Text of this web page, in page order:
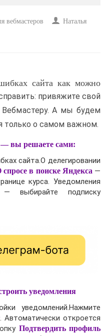
вебмастеров
Наталья
сайта как можно
привяжите свой
Вебмастеру. А мы будем
только о самом важном.
— вы решаете сами:
сайта.О делегировании
спросе в поиске Яндекса—
курса. Уведомления
выбирайте подписку
уведомления
уведомлений.Нажмите
. Автоматически откроется
Подтвердить профиль